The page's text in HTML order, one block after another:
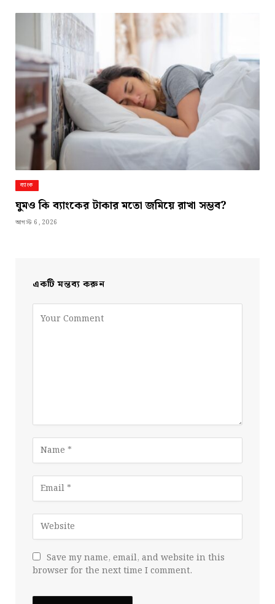
ব্যাংক
ঘুমও কি ব্যাংকের টাকার মতো জমিয়ে রাখা সম্ভব?
আগস্ট 6, 2026
একটি মন্তব্য করুন
Save my name, email, and website in this
browser for the next time I comment.